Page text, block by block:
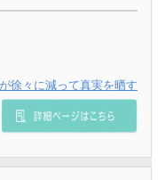
徐々に減って真実を晒す